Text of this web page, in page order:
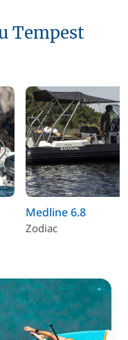
Tempest
Medline 6.8
Zodiac